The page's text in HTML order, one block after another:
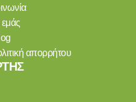
εμάς
απορρήτου